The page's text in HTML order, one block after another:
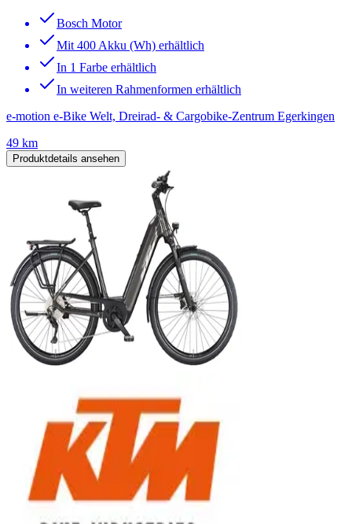
Bosch Motor
Mit 400 Akku (Wh) erhältlich
In 1 Farbe erhältlich
In weiteren Rahmenformen erhältlich
e-motion e-Bike Welt, Dreirad- & Cargobike-Zentrum Egerkingen
49 km
Produktdetails ansehen